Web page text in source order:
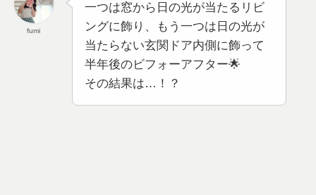
fumi
一つは窓から日の光が当たるリビ
ングに飾り、もう一つは日の光が
当たらない玄関ドア内側に飾って
半年後のビフォーアフター🌟
その結果は…！？